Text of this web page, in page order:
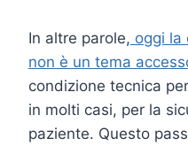
In altre parole, oggi la
non è un tema
condizione tecnica
in molti casi, per la
paziente. Questo